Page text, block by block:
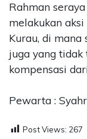
Rahman
melakukan
Kurau, di mana
juga yang tidak
kompensasi
Pewarta :
Post Views: 267